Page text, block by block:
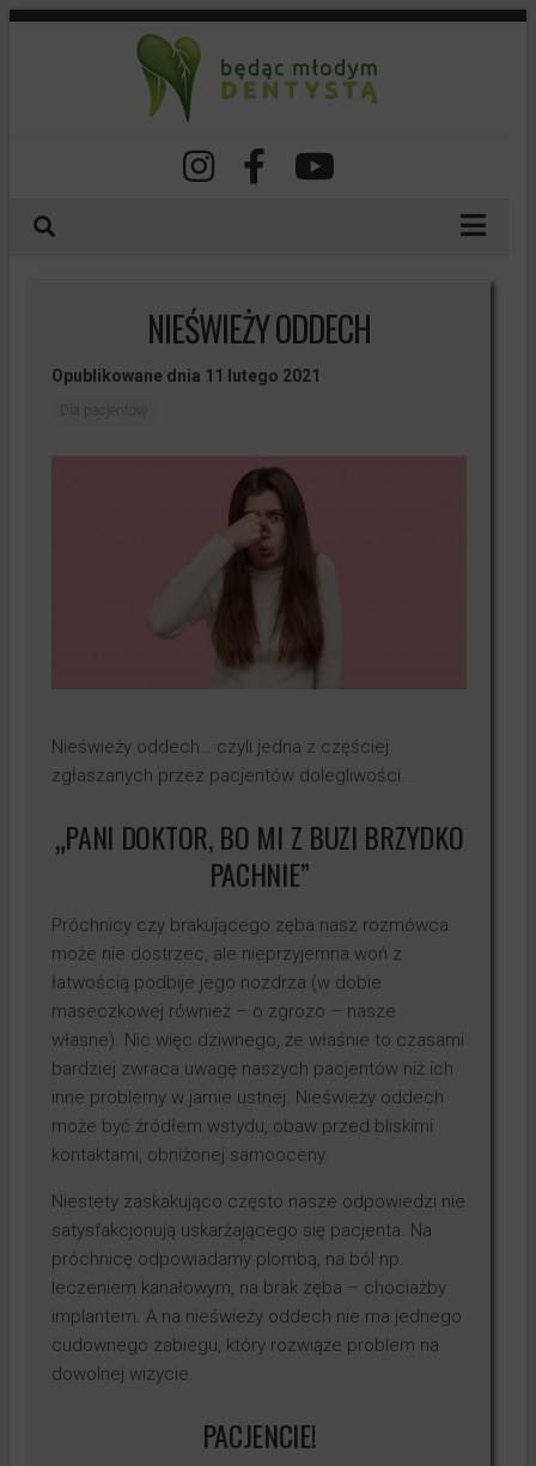
Nasze szkolenia
Spis treści
Dla pacjentów
Dla studentów
Testy produktów
Księgowość
Kontakt
NIEŚWIEŻY ODDECH
Opublikowane dnia 11 lutego 2021
Dla pacjentów
Nieświeży oddech… czyli jedna z częściej
zgłaszanych przez pacjentów dolegliwości.
„PANI DOKTOR, BO MI Z BUZI BRZYDKO
PACHNIE”
Próchnicy czy brakującego zęba nasz rozmówca
może nie dostrzec, ale nieprzyjemna woń z
łatwością podbije jego nozdrza (w dobie
maseczkowej również – o zgrozo – nasze
własne). Nic więc dziwnego, że właśnie to czasami
bardziej zwraca uwagę naszych pacjentów niż ich
inne problemy w jamie ustnej. Nieświeży oddech
może być źródłem wstydu, obaw przed bliskimi
kontaktami, obniżonej samooceny.
Niestety zaskakująco często nasze odpowiedzi nie
satysfakcjonują uskarżającego się pacjenta. Na
próchnicę odpowiadamy plombą, na ból np.
leczeniem kanałowym, na brak zęba – chociażby
implantem. A na nieświeży oddech nie ma jednego
cudownego zabiegu, który rozwiąże problem na
dowolnej wizycie.
PACJENCIE!